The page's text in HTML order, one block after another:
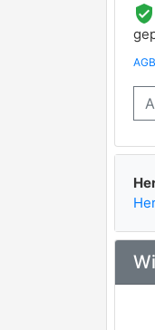
verified_user
AGB